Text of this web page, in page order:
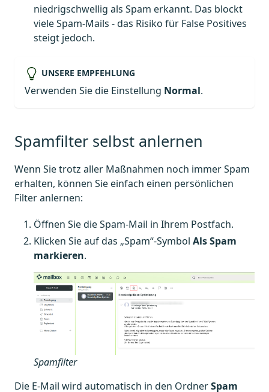
niedrigschwellig als Spam erkannt. Das blockt
viele Spam-Mails - das Risiko für False Positives
steigt jedoch.
UNSERE EMPFEHLUNG
Verwenden Sie die Einstellung Normal.
Spamfilter selbst anlernen
Wenn Sie trotz aller Maßnahmen noch immer Spam
erhalten, können Sie einfach einen persönlichen
Filter anlernen:
Öffnen Sie die Spam-Mail in Ihrem Postfach.
Klicken Sie auf das „Spam“-Symbol Als Spam
markieren.
Spamfilter
Die E-Mail wird automatisch in den OrdnerSpam